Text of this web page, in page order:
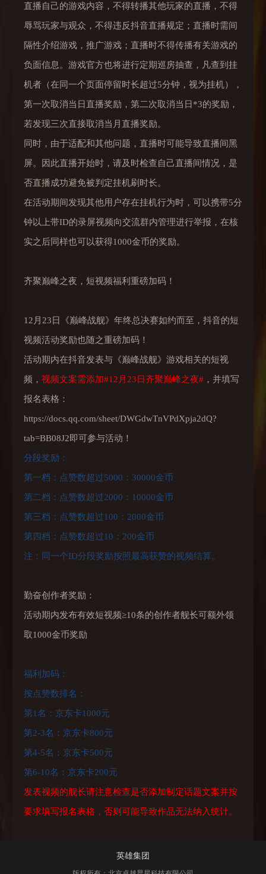
直播自己的游戏内容，不得转播其他玩家的直播，不得
辱骂玩家与观众，不得违反抖音直播规定；直播时需间
隔性介绍游戏，推广游戏；直播时不得传播有关游戏的
负面信息。游戏官方也将进行定期巡房抽查，凡查到挂
机者（在同一个页面停留时长超过5分钟，视为挂机），
第一次取消当日直播奖励，第二次取消当日*3的奖励，
若发现三次直接取消当月直播奖励。
同时，由于适配和其他问题，直播时可能导致直播间黑
屏。因此直播开始时，请及时检查自己直播间情况，是
否直播成功避免被判定挂机刷时长。
在活动期间发现其他用户存在挂机行为时，可以携带5分
钟以上带ID的录屏视频向交流群内管理进行举报，在核
实之后同样也可以获得1000金币的奖励。
齐聚巅峰之夜，短视频福利重磅加码！
12月23日《巅峰战舰》年终总决赛如约而至，抖音的短
视频活动奖励也随之重磅加码！
活动期内在抖音发表与《巅峰战舰》游戏相关的短视
频， 视频文案需添加#12月23日齐聚巅峰之夜#，并填写
报名表格：
https://docs.qq.com/sheet/DWGdwTnVPdXpja2dQ?
tab=BB08J2即可参与活动！
分段奖励：
第一档：点赞数超过5000：30000金币
第二档：点赞数超过2000：10000金币
第三档：点赞数超过100：2000金币
第四档：点赞数超过10：200金币
注：同一个ID分段奖励按照最高获赞的视频结算。
勤奋创作者奖励：
活动期内发布有效短视频≥10条的创作者舰长可额外领
取1000金币奖励
福利加码：
按点赞数排名：
第1名：京东卡1000元
第2-3名：京东卡800元
第4-5名：京东卡500元
第6-10名：京东卡200元
发表视频的舰长请注意检查是否添加制定话题文案并按
要求填写报名表格，否则可能导致作品无法纳入统计。
英雄集团